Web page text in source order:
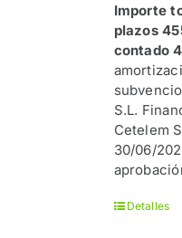
Importe
plazos
contado
S.L.
Cetelem
30/06/
Detalles